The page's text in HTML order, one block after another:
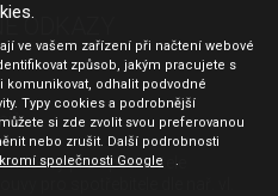
ODKAZY
pro spotřebitele
ve vašem zařízení při načtení webové
způsob, jakým pracujete s
komunikovat, odhalit podvodné
Typy cookies a podrobnější
si zde zvolit svou preferovanou
nebo zrušit. Další podrobnosti
společnosti Google .